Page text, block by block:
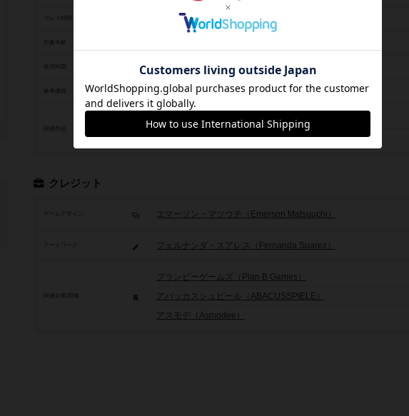
30分～45分
2017年～
参考価格 未登録
関連作品
センチュリー：ゴーレム（2017年）
センチュリー：イースタンワンダーズ（2018年）
クレジット
ゲームデザイン エマーソン・マツウチ（Emerson Matsuuchi）
アートワーク フェルナンダ・スアレス（Fernanda Suarez）
プランビーゲームズ（Plan B Games）
アバッカスシュピール（ABACUSSPIELE）
アスモデ（Asmodee）